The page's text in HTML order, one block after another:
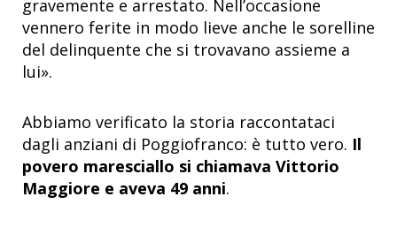
gravemente e arrestato. Nell’occasione
vennero ferite in modo lieve anche le sorelline
del delinquente che si trovavano assieme a
lui».
Abbiamo verificato la storia raccontataci
dagli anziani di Poggiofranco: è tutto vero. Il
povero maresciallo si chiamava Vittorio
Maggiore e aveva 49 anni.